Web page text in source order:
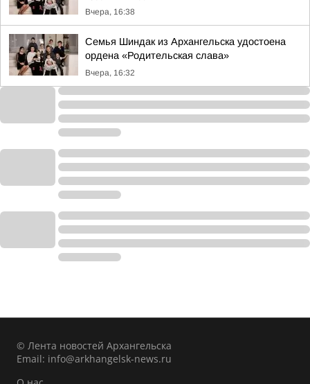
Вчера, 16:38
Семья Шиндак из Архангельска удостоена
ордена «Родительская слава»
Вчера, 16:32
© Лента новостей Архангельска
Email: info@arkhangelsk-news.ru